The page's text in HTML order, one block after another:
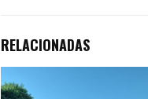
RELACIONADAS